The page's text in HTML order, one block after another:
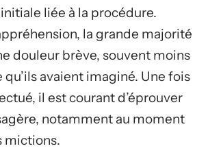
liée à la procédure.
la grande majorité
douleur brève, souvent moins
qu’ils avaient imaginé. Une fois
il est courant d’éprouver
notamment au moment
mictions.